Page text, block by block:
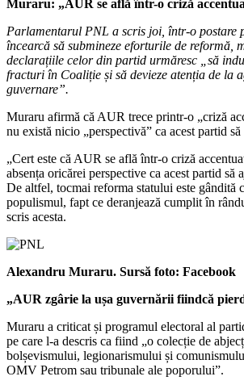
Muraru: „AUR se află într-o criză
Parlamentarul PNL a scris joi, într-o postare
încearcă să submineze eforturile de reformă,
declarațiile celor din partid urmăresc „să
fracturi în Coaliție și să devieze atenția de la
guvernare”.
Muraru afirmă că AUR trece printr-o „criză
nu există nicio „perspectivă” ca acest partid
„Cert este că AUR se află într-o criză
absența oricărei perspective ca acest partid să
De altfel, tocmai reforma statului este gândită
populismul, fapt ce deranjează cumplit în
scris acesta.
Alexandru Muraru. Sursă foto: Facebook
„AUR zgârie la ușa guvernării fiindcă
Muraru a criticat și programul electoral al
pe care l-a descris ca fiind „o colecție de
bolșevismului, legionarismului și
OMV Petrom sau tribunale ale poporului”.